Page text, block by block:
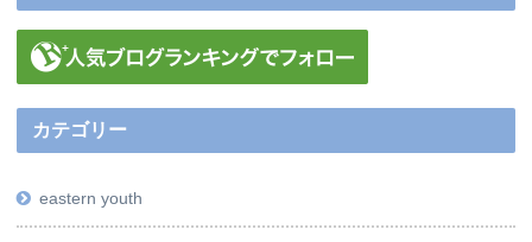
カテゴリー
eastern youth